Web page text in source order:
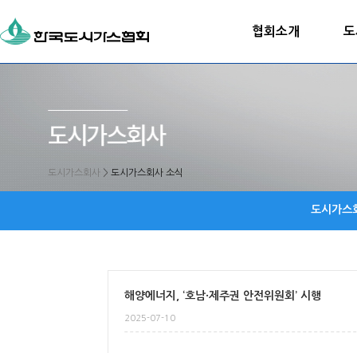
협회소개
도시가스회사 > 도시가스회사 소식
도시가스
해양에너지, ‘호남·제주권 안전위원회’ 시행
2025-07-10